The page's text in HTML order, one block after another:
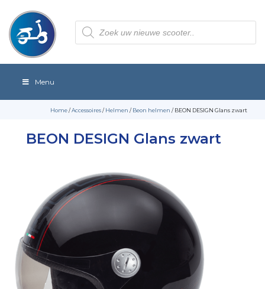
Producten
zoeken
Menu
Home/Accessoires/Helmen /Beon helmen / BEON DESIGN Glans zwart
BEON DESIGN Glans zwart